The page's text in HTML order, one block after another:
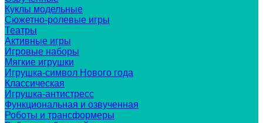
Куклы модельные
Сюжетно-ролевые игры
Театры
Активные игры
Игровые наборы
Мягкие игрушки
Игрушка-символ Нового года
Классическая
Игрушка-антистресс
Функциональная и озвученная
Роботы и трансформеры